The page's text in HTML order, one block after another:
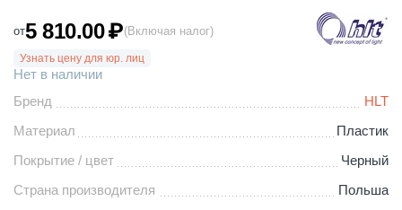
от5 810.00₽(Включая налог)
Узнать цену для юр. лиц
Нет в наличии
Бренд
HLT
Материал
Пластик
Покрытие / цвет
Черный
Страна производителя
Польша